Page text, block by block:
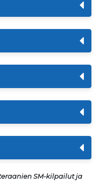
SM-kilpailut ja